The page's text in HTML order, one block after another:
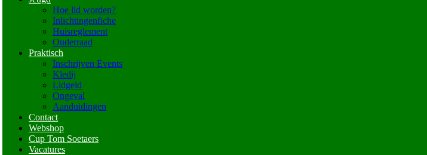
Hoe lid worden?
Inlichtingenfiche
Huisreglement
Ouderraad
Praktisch
Inschrijven Events
Kledij
Lidgeld
Ongeval
Aanduidingen
Contact
Webshop
Cup Tom Soetaers
Vacatures